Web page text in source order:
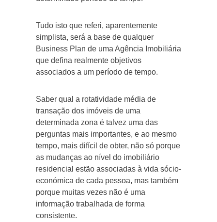
Tudo isto que referi, aparentemente
simplista, será a base de qualquer
Business Plan de uma Agência Imobiliária
que defina realmente objetivos
associados a um período de tempo.
Saber qual a rotatividade média de
transação dos imóveis de uma
determinada zona é talvez uma das
perguntas mais importantes, e ao mesmo
tempo, mais difícil de obter, não só porque
as mudanças ao nível do imobiliário
residencial estão associadas à vida sócio-
económica de cada pessoa, mas também
porque muitas vezes não é uma
informação trabalhada de forma
consistente.